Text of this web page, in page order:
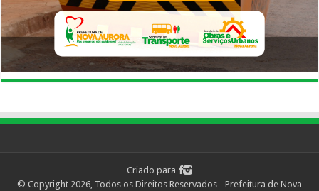
Criado para
© Copyright 2026, Todos os Direitos Reservados - Prefeitura de Nova